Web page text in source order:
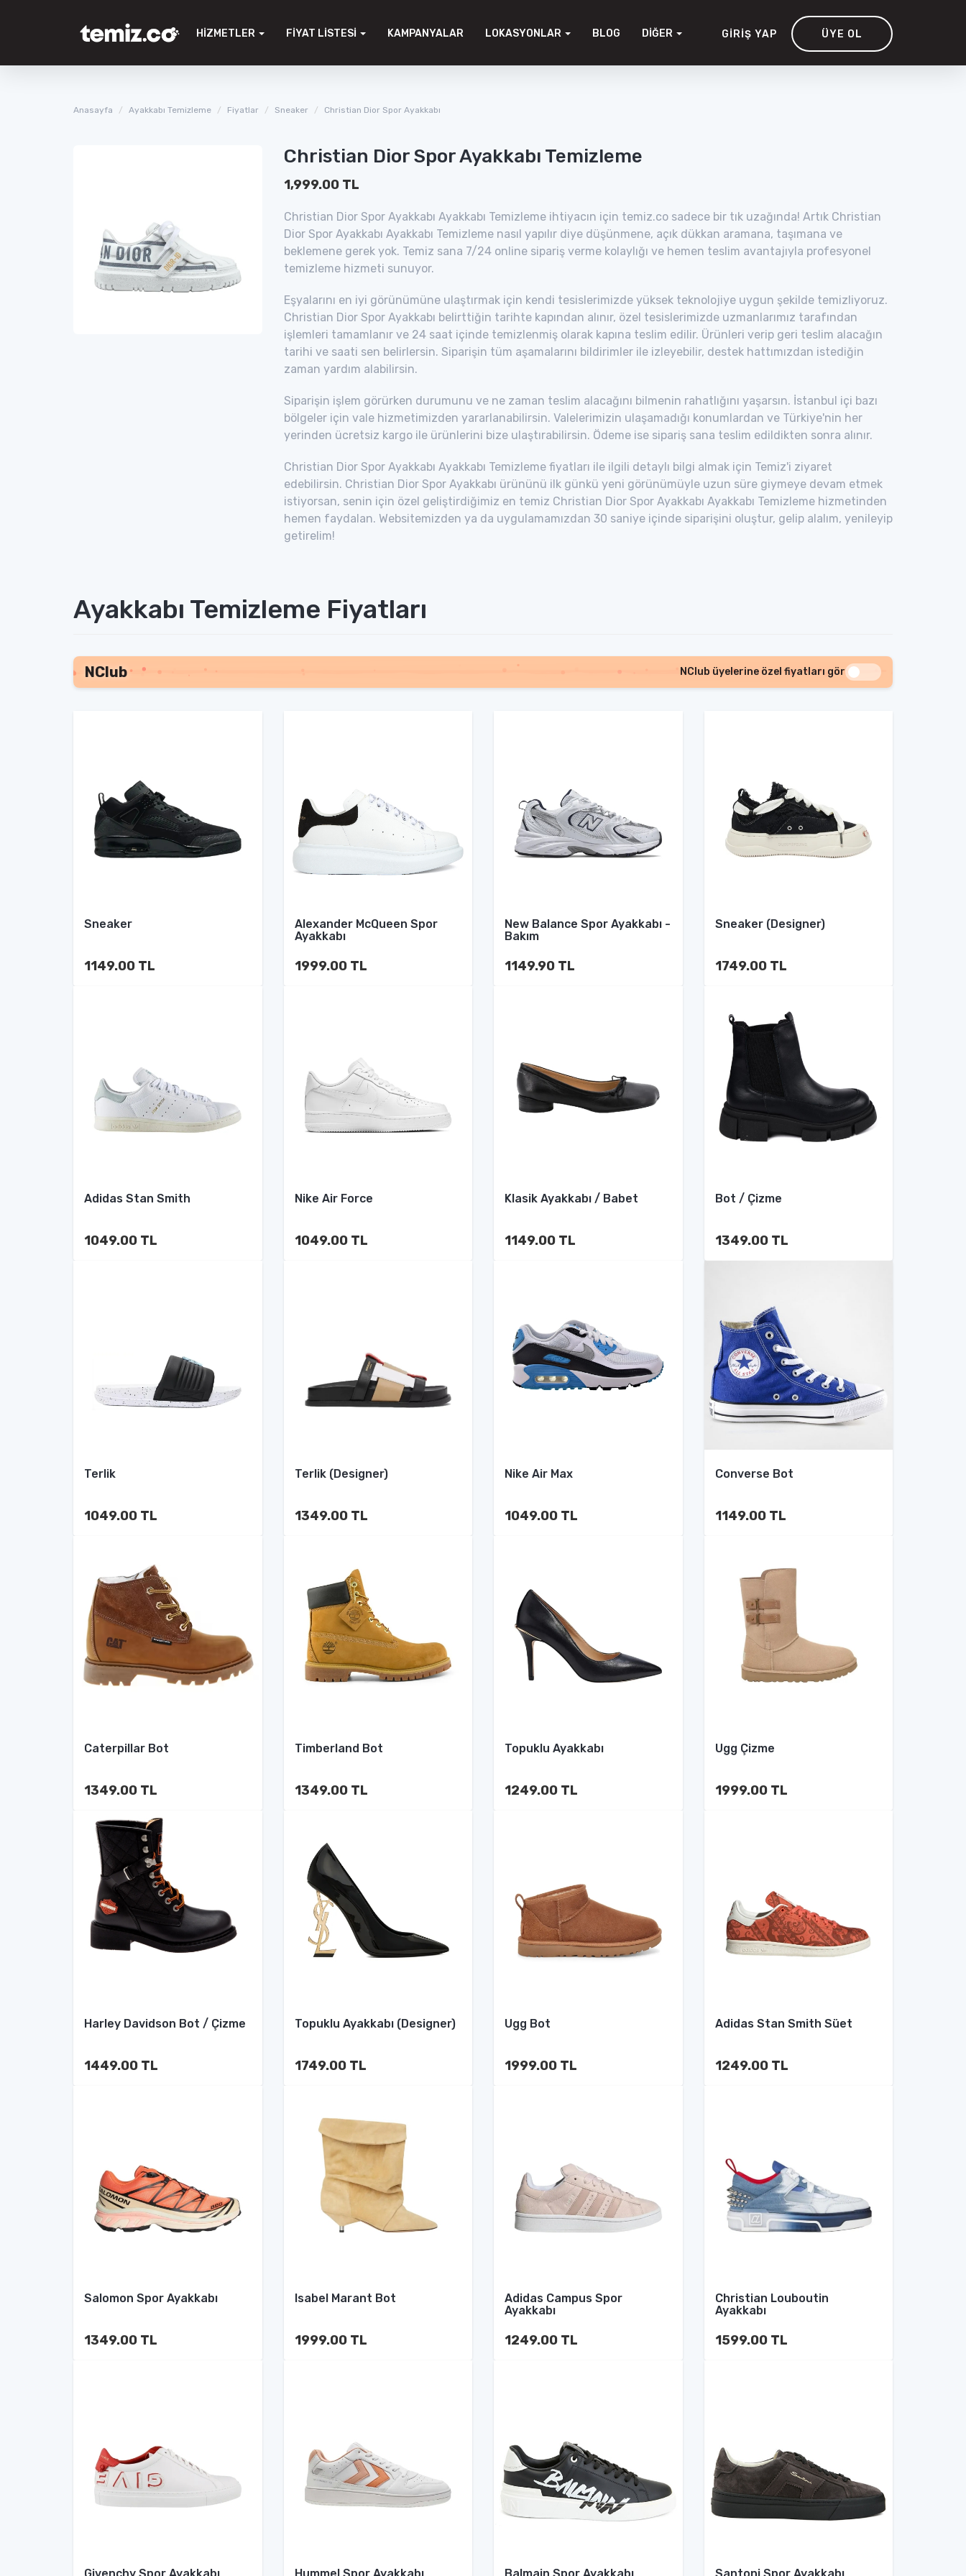
HIZMETLER FIYAT LISTESI KAMPANYALAR LOKASYONLAR BLOG DIĞER GIRIŞ YAP ÜYE OL
Anasayfa Ayakkabı Temizleme Fiyatlar Sneaker Christian Dior Spor Ayakkabı
Christian Dior Spor Ayakkabı Temizleme
1,999.00 TL
Christian Dior Spor Ayakkabı Ayakkabı Temizleme ihtiyacın için temiz.co sadece bir tık uzağında! Artık Christian
Dior Spor Ayakkabı Ayakkabı Temizleme nasıl yapılır diye düşünmene, açık dükkan aramana, taşımana ve
beklemene gerek yok. Temiz sana 7/24 online sipariş verme kolaylığı ve hemen teslim avantajıyla profesyonel
temizleme hizmeti sunuyor.
Eşyalarını en iyi görünümüne ulaştırmak için kendi tesislerimizde yüksek teknolojiye uygun şekilde temizliyoruz.
Christian Dior Spor Ayakkabı belirttiğin tarihte kapından alınır, özel tesislerimizde uzmanlarımız tarafından
işlemleri tamamlanır ve 24 saat içinde temizlenmiş olarak kapına teslim edilir. Ürünleri verip geri teslim alacağın
tarihi ve saati sen belirlersin. Siparişin tüm aşamalarını bildirimler ile izleyebilir, destek hattımızdan istediğin
zaman yardım alabilirsin.
Siparişin işlem görürken durumunu ve ne zaman teslim alacağını bilmenin rahatlığını yaşarsın. İstanbul içi bazı
bölgeler için vale hizmetimizden yararlanabilirsin. Valelerimizin ulaşamadığı konumlardan ve Türkiye'nin her
yerinden ücretsiz kargo ile ürünlerini bize ulaştırabilirsin. Ödeme ise sipariş sana teslim edildikten sonra alınır.
Christian Dior Spor Ayakkabı Ayakkabı Temizleme fiyatları ile ilgili detaylı bilgi almak için Temiz'i ziyaret
edebilirsin. Christian Dior Spor Ayakkabı ürününü ilk günkü yeni görünümüyle uzun süre giymeye devam etmek
istiyorsan, senin için özel geliştirdiğimiz en temiz Christian Dior Spor Ayakkabı Ayakkabı Temizleme hizmetinden
hemen faydalan. Websitemizden ya da uygulamamızdan 30 saniye içinde siparişini oluştur, gelip alalım, yenileyip
getirelim!
Ayakkabı Temizleme Fiyatları
NClub NClub üyelerine özel fiyatları gör
Sneaker
1149.00 TL
Alexander McQueen Spor
Ayakkabı
1999.00 TL
New Balance Spor Ayakkabı -
Bakım
1149.90 TL
Sneaker (Designer)
1749.00 TL
Adidas Stan Smith
1049.00 TL
Nike Air Force
1049.00 TL
Klasik Ayakkabı / Babet
1149.00 TL
Bot / Çizme
1349.00 TL
Terlik
1049.00 TL
Terlik (Designer)
1349.00 TL
Nike Air Max
1049.00 TL
Converse Bot
1149.00 TL
Caterpillar Bot
1349.00 TL
Timberland Bot
1349.00 TL
Topuklu Ayakkabı
1249.00 TL
Ugg Çizme
1999.00 TL
Harley Davidson Bot / Çizme
1449.00 TL
Topuklu Ayakkabı (Designer)
1749.00 TL
Ugg Bot
1999.00 TL
Adidas Stan Smith Süet
1249.00 TL
Salomon Spor Ayakkabı
1349.00 TL
Isabel Marant Bot
1999.00 TL
Adidas Campus Spor
Ayakkabı
1249.00 TL
Christian Louboutin
Ayakkabı
1599.00 TL
Givenchy Spor Ayakkabı Hummel Spor Ayakkabı Balmain Spor Ayakkabı Santoni Spor Ayakkabı